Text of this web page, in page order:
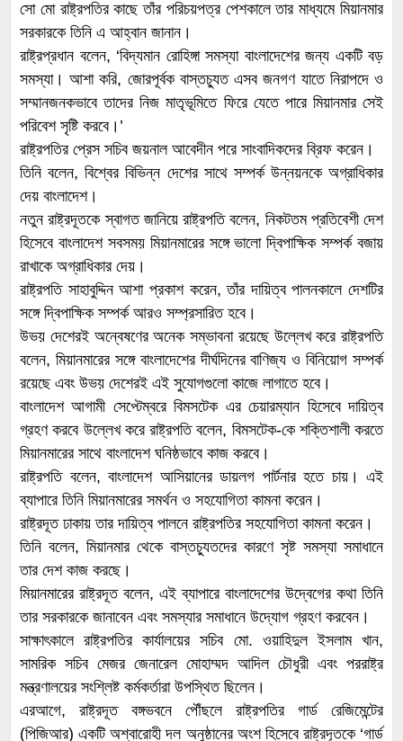
সো মো রাষ্ট্রপতির কাছে তাঁর পরিচয়পত্র পেশকালে তার মাধ্যমে মিয়ানমার
সরকারকে তিনি এ আহ্বান জানান।
রাষ্ট্রপ্রধান বলেন, ‘বিদ্যমান রোহিঙ্গা সমস্যা বাংলাদেশের জন্য একটি বড়
সমস্যা। আশা করি, জোরপূর্বক বাস্তচ্যুত এসব জনগণ যাতে নিরাপদে ও
সম্মানজনকভাবে তাদের নিজ মাতৃভূমিতে ফিরে যেতে পারে মিয়ানমার সেই
পরিবেশ সৃষ্টি করবে।’
রাষ্ট্রপতির প্রেস সচিব জয়নাল আবেদীন পরে সাংবাদিকদের ব্রিফ করেন।
তিনি বলেন, বিশ্বের বিভিন্ন দেশের সাথে সম্পর্ক উন্নয়নকে অগ্রাধিকার
দেয় বাংলাদেশ।
নতুন রাষ্ট্রদূতকে স্বাগত জানিয়ে রাষ্ট্রপতি বলেন, নিকটতম প্রতিবেশী দেশ
হিসেবে বাংলাদেশ সবসময় মিয়ানমারের সঙ্গে ভালো দ্বিপাক্ষিক সম্পর্ক বজায়
রাখাকে অগ্রাধিকার দেয়।
রাষ্ট্রপতি সাহাবুদ্দিন আশা প্রকাশ করেন, তাঁর দায়িত্ব পালনকালে দেশটির
সঙ্গে দ্বিপাক্ষিক সম্পর্ক আরও সম্প্রসারিত হবে।
উভয় দেশেরই অন্বেষণের অনেক সম্ভাবনা রয়েছে উল্লেখ করে রাষ্ট্রপতি
বলেন, মিয়ানমারের সঙ্গে বাংলাদেশের দীর্ঘদিনের বাণিজ্য ও বিনিয়োগ সম্পর্ক
রয়েছে এবং উভয় দেশেরই এই সুযোগগুলো কাজে লাগাতে হবে।
বাংলাদেশ আগামী সেপ্টেম্বরে বিমসটেক এর চেয়ারম্যান হিসেবে দায়িত্ব
গ্রহণ করবে উল্লেখ করে রাষ্ট্রপতি বলেন, বিমসটেক-কে শক্তিশালী করতে
মিয়ানমারের সাথে বাংলাদেশ ঘনিষ্ঠভাবে কাজ করবে।
রাষ্ট্রপতি বলেন, বাংলাদেশ আসিয়ানের ডায়লগ পার্টনার হতে চায়। এই
ব্যাপারে তিনি মিয়ানমারের সমর্থন ও সহযোগিতা কামনা করেন।
রাষ্ট্রদূত ঢাকায় তার দায়িত্ব পালনে রাষ্ট্রপতির সহযোগিতা কামনা করেন।
তিনি বলেন, মিয়ানমার থেকে বাস্তচ্যুতদের কারণে সৃষ্ট সমস্যা সমাধানে
তার দেশ কাজ করছে।
মিয়ানমারের রাষ্ট্রদূত বলেন, এই ব্যাপারে বাংলাদেশের উদ্বেগের কথা তিনি
তার সরকারকে জানাবেন এবং সমস্যার সমাধানে উদ্যোগ গ্রহণ করবেন।
সাক্ষাৎকালে রাষ্ট্রপতির কার্যালয়ের সচিব মো. ওয়াহিদুল ইসলাম খান,
সামরিক সচিব মেজর জেনারেল মোহাম্মদ আদিল চৌধুরী এবং পররাষ্ট্র
মন্ত্রণালয়ের সংশ্লিষ্ট কর্মকর্তারা উপস্থিত ছিলেন।
এরআগে, রাষ্ট্রদূত বঙ্গভবনে পৌঁছলে রাষ্ট্রপতির গার্ড রেজিমেন্টের
(পিজিআর) একটি অশ্বারোহী দল অনুষ্ঠানের অংশ হিসেবে রাষ্ট্রদূতকে ‘গার্ড